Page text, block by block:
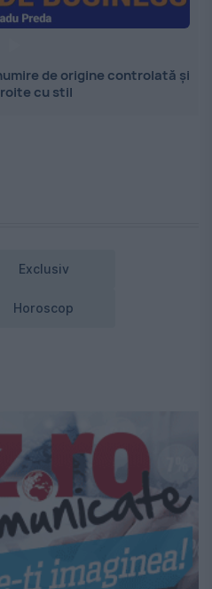
de origine controlată și
cu stil
Exclusiv
Horoscop